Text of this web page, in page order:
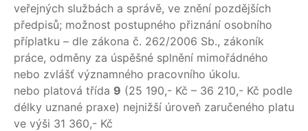
veřejných službách a správě, ve znění pozdějších
předpisů; možnost postupného přiznání osobního
příplatku – dle zákona č. 262/2006 Sb., zákoník
práce, odměny za úspěšné splnění mimořádného
nebo zvlášť významného pracovního úkolu.
nebo platová třída 9 (25 190,- Kč – 36 210,- Kč podle
délky uznané praxe) nejnižší úroveň zaručeného platu
ve výši 31 360,- Kč